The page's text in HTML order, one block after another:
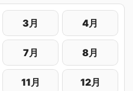
3月 4月
7月 8月
11月 12月